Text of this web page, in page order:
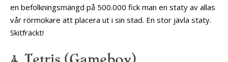
en befolkningsmängd på 500.000 fick man en staty av allas
vår rörmokare att placera ut i sin stad. En stor jävla staty.
Skitfräckt!